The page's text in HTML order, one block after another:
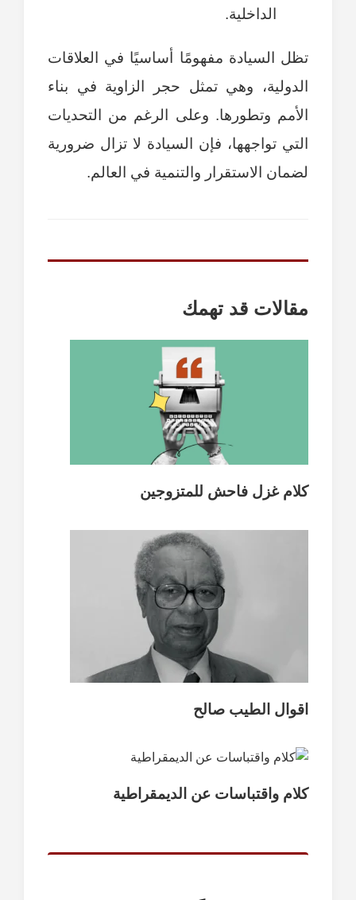
الداخلية.
تظل السيادة مفهومًا أساسيًا في العلاقات
الدولية، وهي تمثل حجر الزاوية في بناء
الأمم وتطورها. وعلى الرغم من التحديات
التي تواجهها، فإن السيادة لا تزال ضرورية
لضمان الاستقرار والتنمية في العالم.
مقالات قد تهمك
كلام غزل فاحش للمتزوجين
اقوال الطيب صالح
كلام واقتباسات عن الديمقراطية